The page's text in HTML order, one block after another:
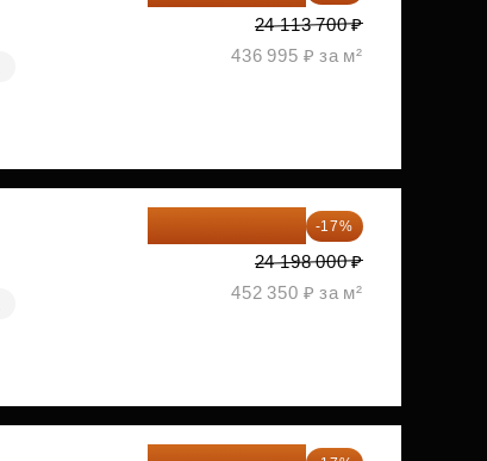
24 113 700 ₽
436 995 ₽ за м²
-17%
24 198 000 ₽
452 350 ₽ за м²